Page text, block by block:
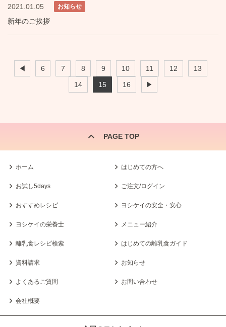
2021.01.05 お知らせ
新年のご挨拶
◀ 6 7 8 9 10 11 12
13
14
15 16 ▶
PAGE TOP
ホーム はじめての方へ
お試し5days ご注文/ログイン
おすすめレシピ ヨシケイの安全・安心
ヨシケイの栄養士 メニュー紹介
離乳食レシピ検索 はじめての離乳食ガイド
資料請求 お知らせ
よくあるご質問 お問い合わせ
会社概要